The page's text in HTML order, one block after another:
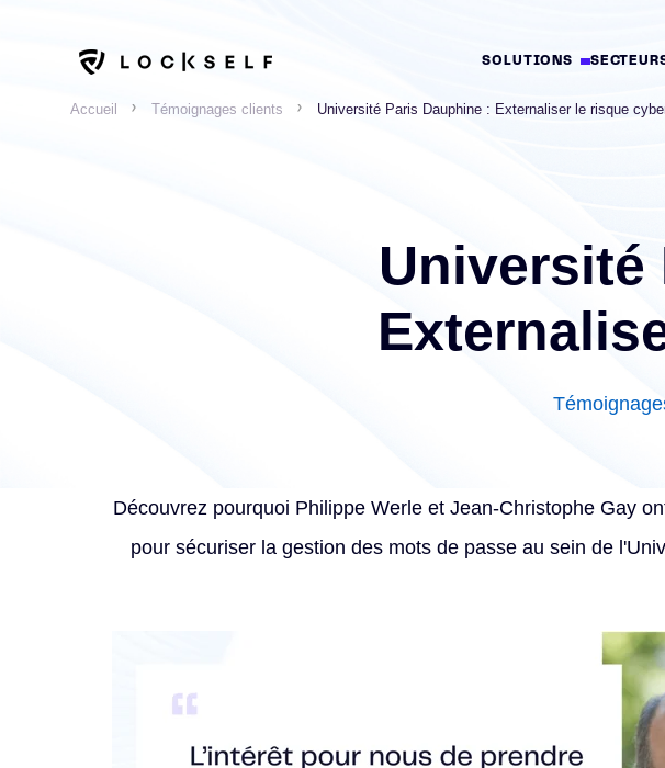
SOLUTIONS
Accueil Témoignages clients Université Paris Dauphine : Externaliser le risque
Université
Découvrez pourquoi Philippe Werle et Jean-Christophe Gay
pour sécuriser la gestion des mots de passe au sein de